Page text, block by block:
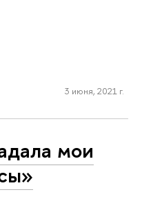
3 июня, 2021 г.
мои